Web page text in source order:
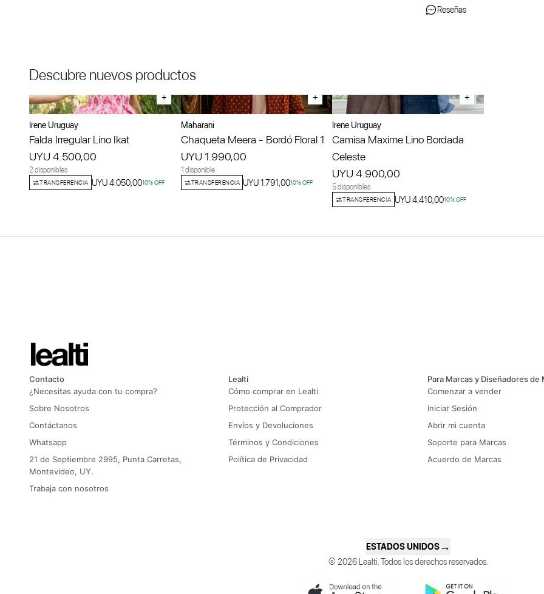
Reseñas
Descubre nuevos productos
+
Irene Uruguay
Falda Irregular Lino Ikat
UYU 4.500,00
2 disponibles
TRANSFERENCIA UYU 4.050,0010% OFF
+
Maharani
Chaqueta Meera - Bordó Floral 1
UYU 1.990,00
1 disponible
TRANSFERENCIA UYU 1.791,0010% OFF
+
Irene Uruguay
Camisa Maxime Lino Bordada
Celeste
UYU 4.900,00
5 disponibles
TRANSFERENCIA UYU 4.410,0010% OFF
Contacto
¿Necesitas ayuda con tu compra?
Sobre Nosotros
Contáctanos
Whatsapp
21 de Septiembre 2995, Punta Carretas,
Montevideo, UY.
Trabaja con nosotros
Lealti
Cómo comprar en Lealti
Protección al Comprador
Envíos y Devoluciones
Términos y Condiciones
Política de Privacidad
Para Marcas y Diseñadores de
Comenzar a vender
Iniciar Sesión
Abrir mi cuenta
Soporte para Marcas
Acuerdo de Marcas
ESTADOS UNIDOS→
© 2026 Lealti. Todos los derechos reservados.